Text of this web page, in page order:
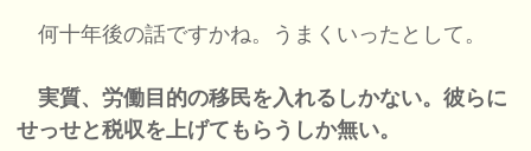
何十年後の話ですかね。うまくいったとして。
実質、労働目的の移民を入れるしかない。彼らに
せっせと税収を上げてもらうしか無い。